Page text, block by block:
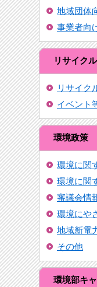
地域団体
事業者向
リサイク
リサイク
イベント
環境政策
環境に関
環境に関
審議会情
環境にや
地域新電
その他
環境部キ